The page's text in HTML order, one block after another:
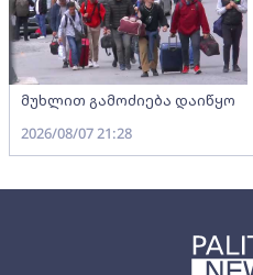
მუხლით გამოძიება დაიწყო
2026/08/07 21:28